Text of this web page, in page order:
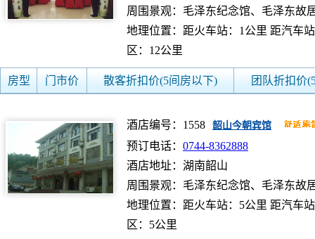
周围景观：毛泽东纪念馆、毛泽东故
地理位置：距火车站：1公里 距汽车
区：12公里
房型 门市价 散客折扣价(5间房以下) 团队折扣价
酒店编号：1558 韶山今朝宾馆
预订电话： 0744-8362888
酒店地址：湖南韶山
周围景观：毛泽东纪念馆、毛泽东故
地理位置：距火车站：5公里 距汽车
区：5公里